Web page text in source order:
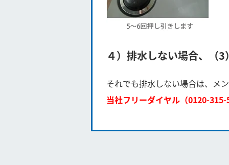
４）排水しない場合、（
それでも排水しない場合は、メ
当社フリーダイヤル（0120-